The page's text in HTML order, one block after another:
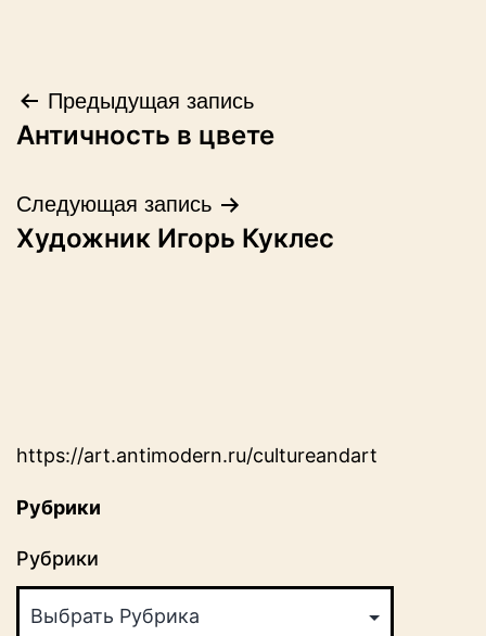
Навигация
по
записям
Предыдущая запись
Античность в цвете
Следующая запись
Художник Игорь Куклес
https://art.antimodern.ru/cultureandart
Рубрики
Рубрики